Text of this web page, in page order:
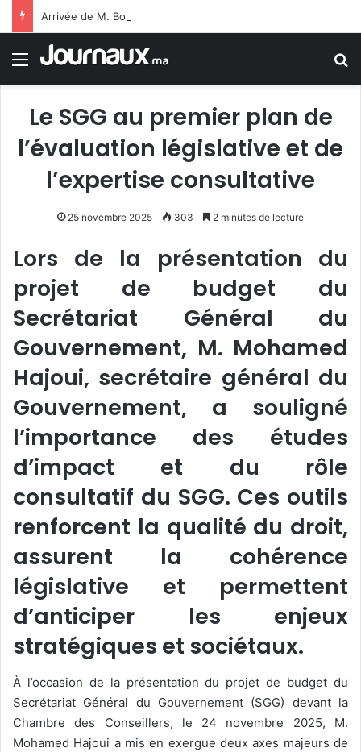
Menu
Le SGG au premier plan de
l’évaluation législative et de
l’expertise consultative
25 novembre 2025 303 2 minutes de lecture
Lors de la présentation du
projet de budget du
Secrétariat Général du
Gouvernement, M. Mohamed
Hajoui, secrétaire général du
Gouvernement, a souligné
l’importance des études
d’impact et du rôle
consultatif du SGG. Ces outils
renforcent la qualité du droit,
assurent la cohérence
législative et permettent
d’anticiper les enjeux
stratégiques et sociétaux.
À l’occasion de la présentation du projet de budget du
Secrétariat Général du Gouvernement (SGG) devant la
Chambre des Conseillers, le 24 novembre 2025, M.
Mohamed Hajoui a mis en exergue deux axes majeurs de